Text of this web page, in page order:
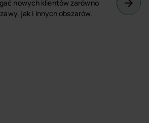
nowych klientów zarówno
jak i innych obszarów.